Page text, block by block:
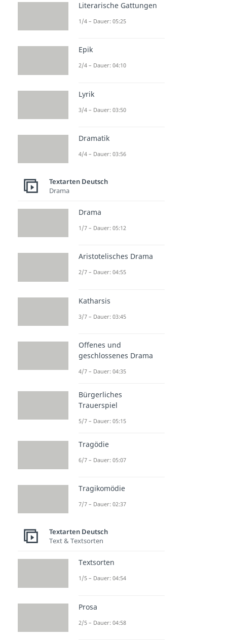
Literarische Gattungen
1/4 – Dauer: 05:25
Epik
2/4 – Dauer: 04:10
Lyrik
3/4 – Dauer: 03:50
Dramatik
4/4 – Dauer: 03:56
Textarten Deutsch
Drama
Drama
1/7 – Dauer: 05:12
Aristotelisches Drama
2/7 – Dauer: 04:55
Katharsis
3/7 – Dauer: 03:45
Offenes und
geschlossenes Drama
4/7 – Dauer: 04:35
Bürgerliches
Trauerspiel
5/7 – Dauer: 05:15
Tragödie
6/7 – Dauer: 05:07
Tragikomödie
7/7 – Dauer: 02:37
Textarten Deutsch
Text & Textsorten
Textsorten
1/5 – Dauer: 04:54
Prosa
2/5 – Dauer: 04:58